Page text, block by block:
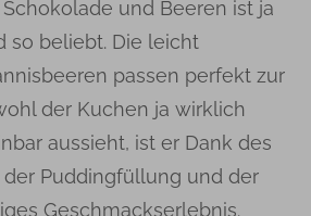
und Beeren ist ja
so beliebt. Die leicht
passen perfekt zur
der Kuchen ja wirklich
aussieht, ist er Dank des
Puddingfüllung und der
Geschmackserlebnis.